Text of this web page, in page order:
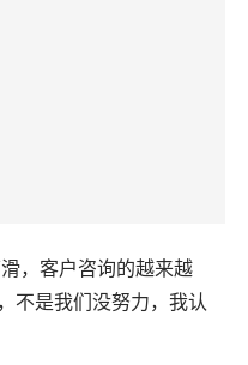
，客户咨询的越来越
不是我们没努力，我认